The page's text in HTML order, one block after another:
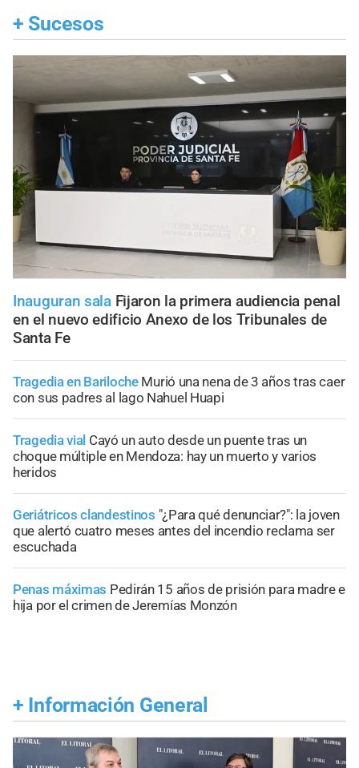
+ Sucesos
Inauguran sala Fijaron la primera audiencia penal
en el nuevo edificio Anexo de los Tribunales de
Santa Fe
Tragedia en Bariloche Murió una nena de 3 años tras caer
con sus padres al lago Nahuel Huapi
Tragedia vial Cayó un auto desde un puente tras un
choque múltiple en Mendoza: hay un muerto y varios
heridos
Geriátricos clandestinos "¿Para qué denunciar?": la joven
que alertó cuatro meses antes del incendio reclama ser
escuchada
Penas máximas Pedirán 15 años de prisión para madre e
hija por el crimen de Jeremías Monzón
+ Información General